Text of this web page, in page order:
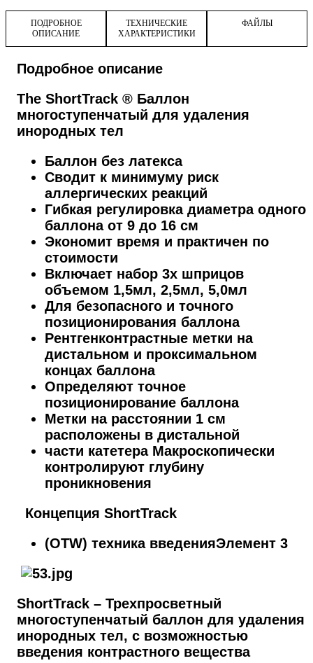
ПОДРОБНОЕ
ОПИСАНИЕ
ТЕХНИЧЕСКИЕ
ХАРАКТЕРИСТИКИ
ФАЙЛЫ
Подробное описание
The ShortTrack ® Баллон
многоступенчатый для удаления
инородных тел
Баллон без латекса
Сводит к минимуму риск
аллергических реакций
Гибкая регулировка диаметра одного
баллона от 9 до 16 см
Экономит время и практичен по
стоимости
Включает набор 3х шприцов
объемом 1,5мл, 2,5мл, 5,0мл
Для безопасного и точного
позиционирования баллона
Рентгенконтрастные метки на
дистальном и проксимальном
концах баллона
Определяют точное
позиционирование баллона
Метки на расстоянии 1 см
расположены в дистальной
части катетера Макроскопически
контролируют глубину
проникновения
Концепция ShortTrack
(OTW) техника введенияЭлемент 3
ShortTrack – Трехпросветный
многоступенчатый баллон для удаления
инородных тел, с возможностью
введения контрастного вещества